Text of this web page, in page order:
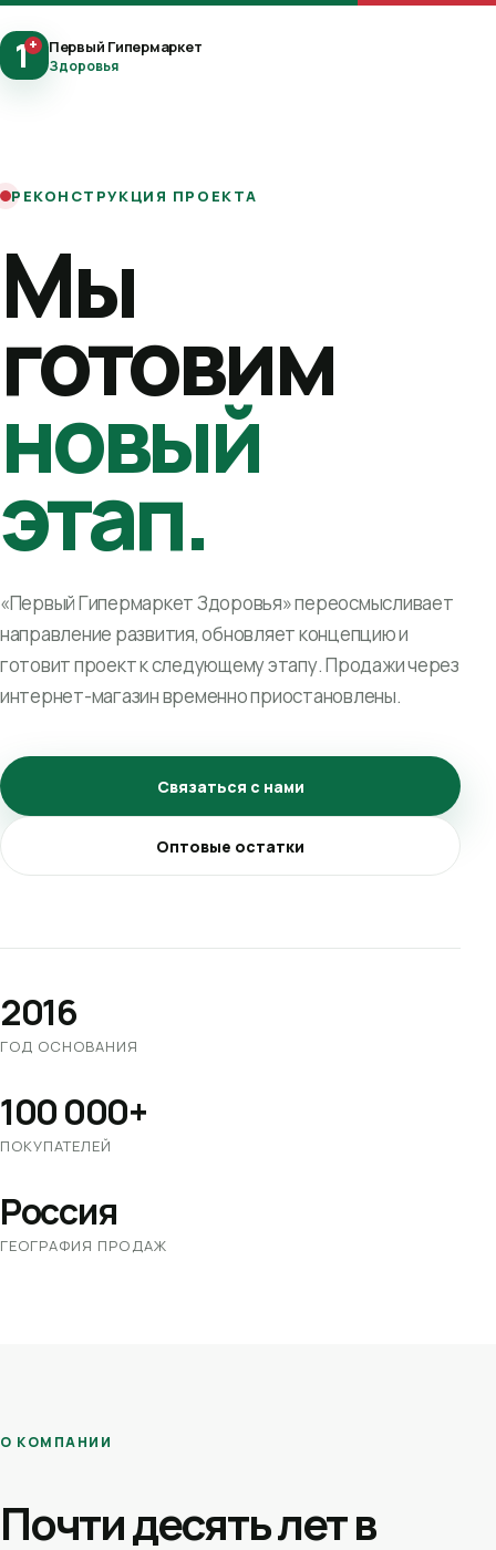
1+ Первый Гипермаркет
Здоровья
РЕКОНСТРУКЦИЯ ПРОЕКТА
Мы
готовим
новый
этап.
«Первый Гипермаркет Здоровья» переосмысливает
направление развития, обновляет концепцию и
готовит проект к следующему этапу. Продажи через
интернет-магазин временно приостановлены.
Связаться с нами
Оптовые остатки
2016
ГОД ОСНОВАНИЯ
100 000+
ПОКУПАТЕЛЕЙ
Россия
ГЕОГРАФИЯ ПРОДАЖ
О КОМПАНИИ
Почти десять лет в